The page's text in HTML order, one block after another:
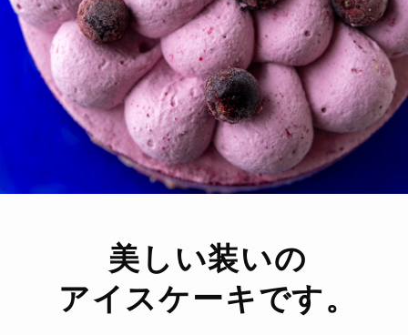
美しい装いの
アイスケーキです。